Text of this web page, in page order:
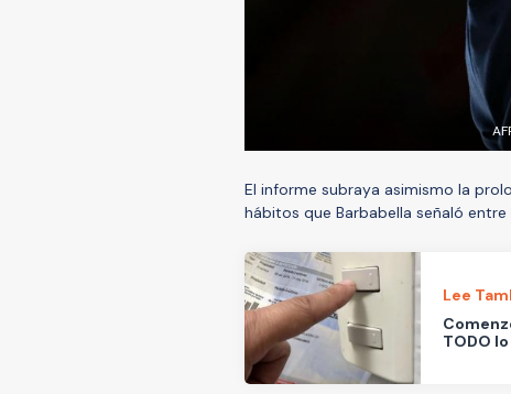
El informe subraya asimismo la
hábitos que Barbabella señaló
Lee
TODO